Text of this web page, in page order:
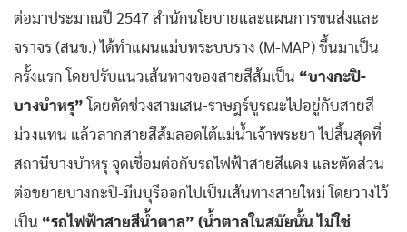
ต่อมาประมาณปี 2547 สำนักนโยบายและแผนการขนส่งและ
จราจร (สนข.) ได้ทำแผนแม่บทระบบราง (M-MAP) ขึ้นมาเป็น
ครั้งแรก โดยปรับแนวเส้นทางของสายสีส้มเป็น “บางกะปิ-
บางบำหรุ” โดยตัดช่วงสามเสน-ราษฎร์บูรณะไปอยู่กับสายสี
ม่วงแทน แล้วลากสายสีส้มลอดใต้แม่น้ำเจ้าพระยา ไปสิ้นสุดที่
สถานีบางบำหรุ จุดเชื่อมต่อกับรถไฟฟ้าสายสีแดง และตัดส่วน
ต่อขยายบางกะปิ-มีนบุรีออกไปเป็นเส้นทางสายใหม่ โดยวางไว้
เป็น “รถไฟฟ้าสายสีน้ำตาล” (น้ำตาลในสมัยนั้น ไม่ใช่